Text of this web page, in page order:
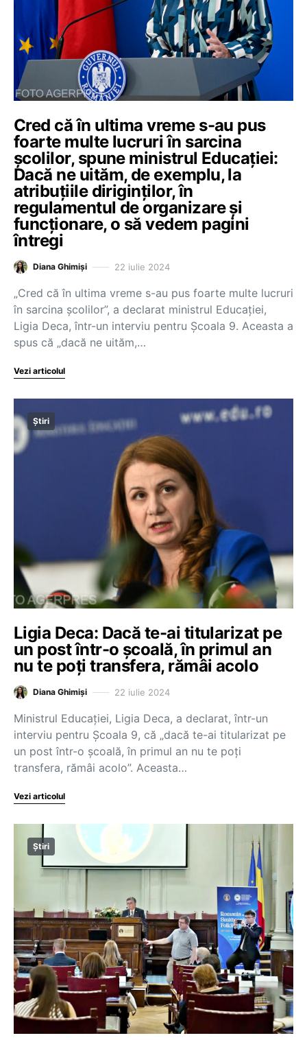
Cred că în ultima vreme s-au pus
foarte multe lucruri în sarcina
școlilor, spune ministrul Educației:
Dacă ne uităm, de exemplu, la
atribuțiile diriginților, în
regulamentul de organizare și
funcționare, o să vedem pagini
întregi
Diana Ghimiși 22 iulie 2024
„Cred că în ultima vreme s-au pus foarte multe lucruri
în sarcina școlilor”, a declarat ministrul Educației,
Ligia Deca, într-un interviu pentru Școala 9. Aceasta a
spus că „dacă ne uităm,…
Vezi articolul
Știri
Ligia Deca: Dacă te-ai titularizat pe
un post într-o școală, în primul an
nu te poți transfera, rămâi acolo
Diana Ghimiși 22 iulie 2024
Ministrul Educației, Ligia Deca, a declarat, într-un
interviu pentru Școala 9, că „dacă te-ai titularizat pe
un post într-o școală, în primul an nu te poți
transfera, rămâi acolo”. Aceasta…
Vezi articolul
Știri